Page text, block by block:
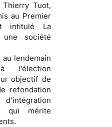
Tuot,
au Premier
intitulé La
société
lendemain
objectif de
refondation
qui mérite